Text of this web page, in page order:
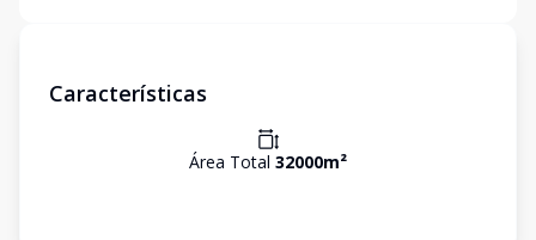
Características
Área Total 32000m²